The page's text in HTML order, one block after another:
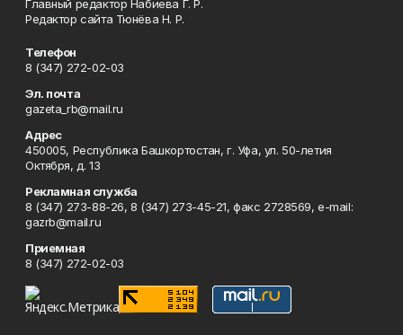
Главный редактор Набиева Г. Р.
Редактор сайта Тюнёва Н. Р.
Телефон
8 (347) 272-02-03
Эл. почта
gazeta_rb@mail.ru
Адрес
450005, Республика Башкортостан, г. Уфа, ул. 50-летия
Октября, д. 13
Рекламная служба
8 (347) 273-88-26, 8 (347) 273-45-21, факс 2728569, e-mail:
gazrb@mail.ru
Приемная
8 (347) 272-02-03